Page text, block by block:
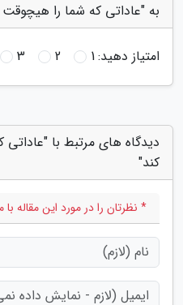
به "عاداتی که شما را هیچوقت
امتیاز دهید:1
2
3
دیدگاه های مرتبط با
کند"
* نظرتان را در مورد این مقاله با